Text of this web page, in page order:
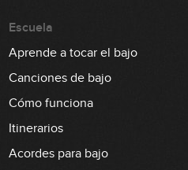
Escuela
Aprende a tocar el bajo
Canciones de bajo
Cómo funciona
Itinerarios
Acordes para bajo